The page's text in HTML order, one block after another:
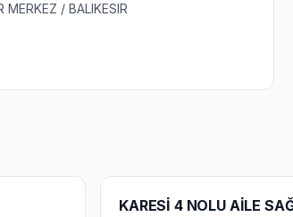
MERKEZ / BALIKESIR
KARESİ 4 NOLU AİLE